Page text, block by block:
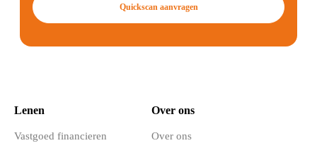
Quickscan aanvragen
Lenen
Vastgoed financieren
Over ons
Over ons